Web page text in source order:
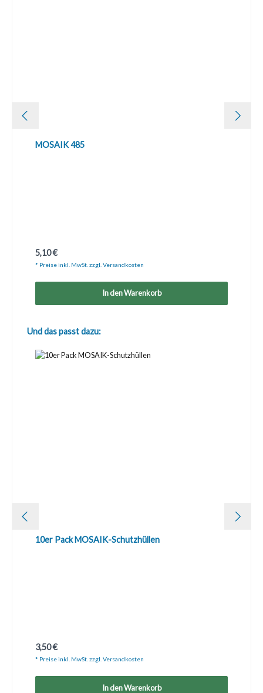
MOSAIK 485
Regulärer Preis:
5,10 €
* Preise inkl. MwSt. zzgl. Versandkosten
In den Warenkorb
Produktgalerie überspringen
Und das passt dazu:
10er Pack MOSAIK-Schutzhüllen
Regulärer Preis:
3,50 €
* Preise inkl. MwSt. zzgl. Versandkosten
In den Warenkorb